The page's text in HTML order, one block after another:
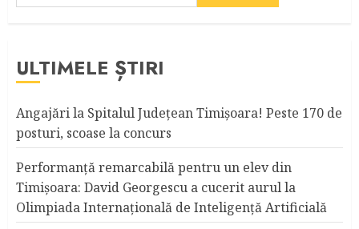
ULTIMELE ȘTIRI
Angajări la Spitalul Judeţean Timişoara! Peste 170 de
posturi, scoase la concurs
Performanță remarcabilă pentru un elev din
Timișoara: David Georgescu a cucerit aurul la
Olimpiada Internațională de Inteligență Artificială